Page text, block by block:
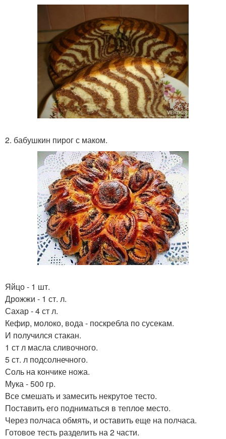
2. бабушкин пирог с маком.
Яйцо - 1 шт.
Дрожжи - 1 ст. л.
Сахар - 4 ст л.
Кефир, молоко, вода - поскребла по сусекам.
И получился стакан.
1 ст л масла сливочного.
5 ст. л подсолнечного.
Соль на кончике ножа.
Мука - 500 гр.
Все смешать и замесить некрутое тесто.
Поставить его подниматься в теплое место.
Через полчаса обмять, и оставить еще на полчаса.
Готовое тесть разделить на 2 части.